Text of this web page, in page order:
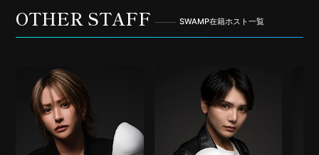
OTHER STAFF SWAMP在籍ホスト一覧